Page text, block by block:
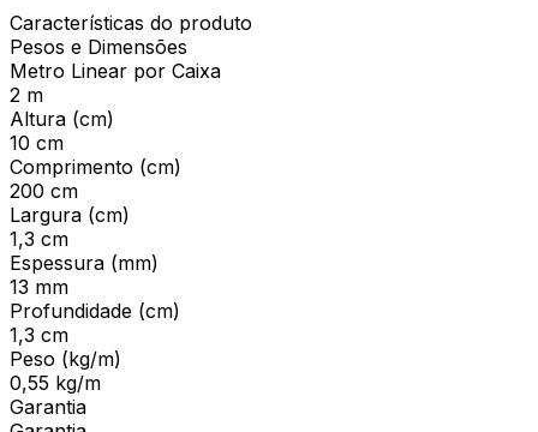
Características do produto
Pesos e Dimensões
Metro Linear por Caixa
2 m
Altura (cm)
10 cm
Comprimento (cm)
200 cm
Largura (cm)
1,3 cm
Espessura (mm)
13 mm
Profundidade (cm)
1,3 cm
Peso (kg/m)
0,55 kg/m
Garantia